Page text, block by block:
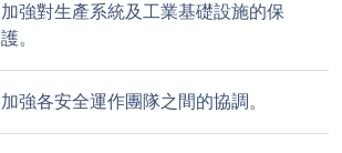
加強對生產系統及工業基礎設施的保
護。
加強各安全運作團隊之間的協調。